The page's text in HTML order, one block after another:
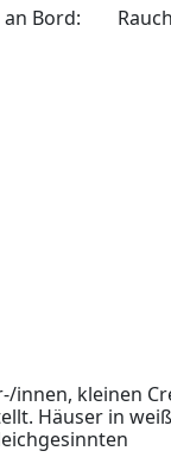
an Bord:
kleinen
Häuser in